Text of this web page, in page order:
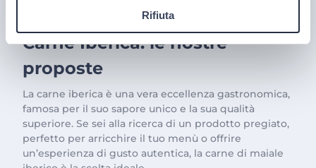
Rifiuta
Il trionfo del gusto con la
Carne Iberica: le nostre
proposte
La carne iberica è una vera eccellenza gastronomica,
famosa per il suo sapore unico e la sua qualità
superiore. Se sei alla ricerca di un prodotto pregiato,
perfetto per arricchire il tuo menù o offrire
un’esperienza di gusto autentica, la carne di maiale